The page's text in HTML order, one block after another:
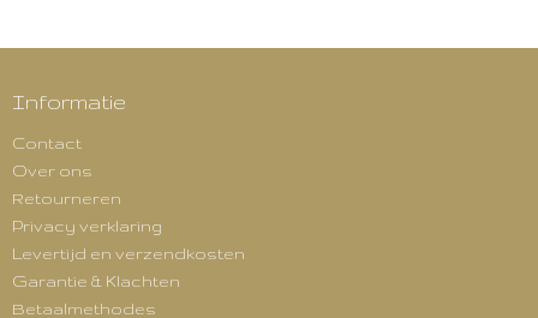
Informatie
Contact
Over ons
Retourneren
Privacy verklaring
Levertijd en verzendkosten
Garantie & Klachten
Betaalmethodes